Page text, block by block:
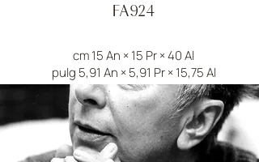
FA924
cm 15 An × 15 Pr × 40 Al
pulg 5,91 An × 5,91 Pr × 15,75 Al